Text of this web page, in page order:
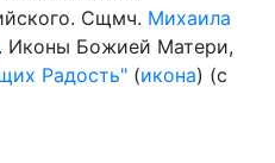
Сщмч. Михаила
. Иконы Божией Матери,
Радость" (икона) (с